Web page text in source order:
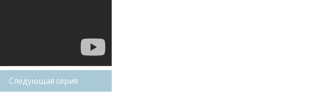
Следующая серия